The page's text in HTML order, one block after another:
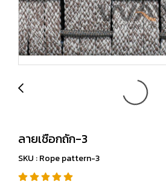
ลายเชือกถัก-3
SKU : Rope pattern-3